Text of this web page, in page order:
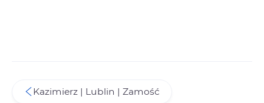
Kazimierz | Lublin | Zamość